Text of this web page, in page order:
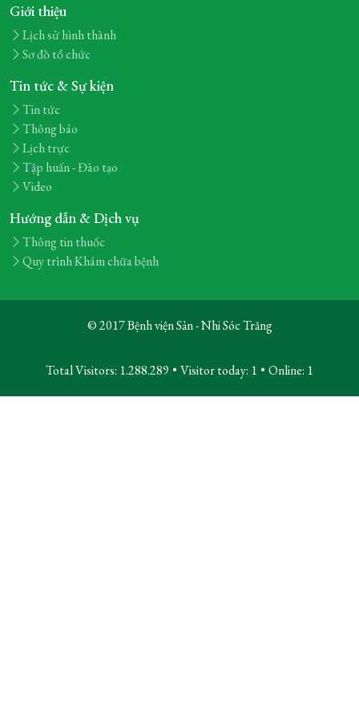
Giới thiệu
Lịch sử hình thành
Sơ đồ tổ chức
Tin tức & Sự kiện
Tin tức
Thông báo
Lịch trực
Tập huấn - Đào tạo
Video
Hướng dẫn & Dịch vụ
Thông tin thuốc
Quy trình Khám chữa bệnh
© 2017 Bệnh viện Sản - Nhi Sóc Trăng
Total Visitors: 1.288.289 • Visitor today: 1 • Online: 1